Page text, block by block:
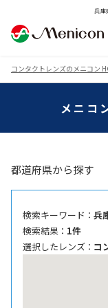
兵庫
コンタクトレンズのメニコン
メニコ
都道府県から探す
検索キーワード ： 兵
検索結果 ： 1件
選択したレンズ ： コ